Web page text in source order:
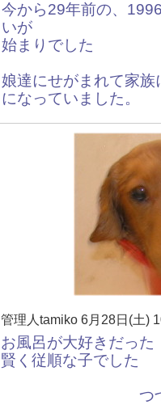
今から29年前の、
いが
始まりでした
娘達にせがまれて家
になっていました。
管理人tamiko 6月28日(土)
お風呂が大好きだっ
賢く従順な子でした
つづく